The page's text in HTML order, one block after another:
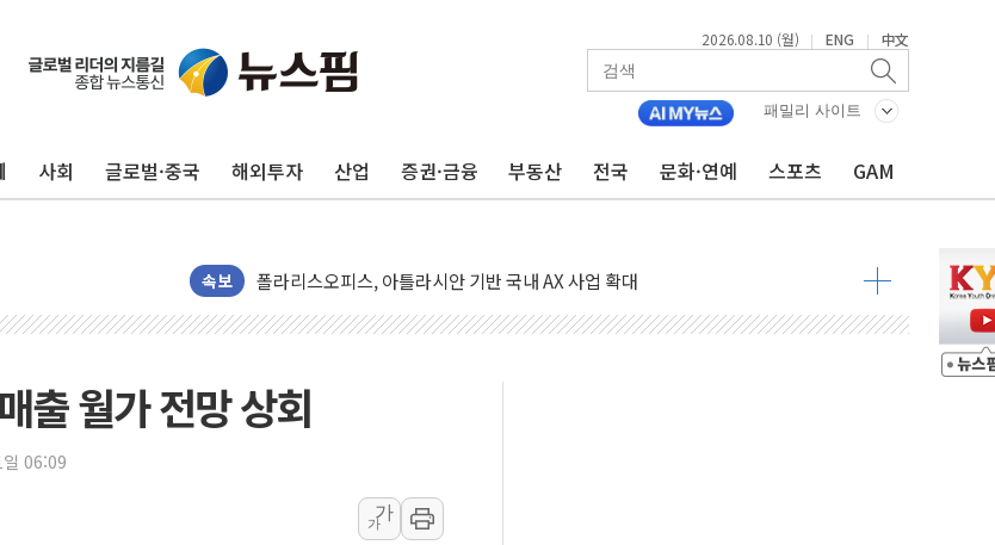
2026.08.10 (월) | ENG | 中文
패밀리 사이트
사회 글로벌·중국 해외투자 산업 증권·금융 부동산 전국 문화·연예 스포츠 GAM
속보
씨티케이, 올 2분기 영업익 4억7000만원…흑자전환 성공
킵스파마, 경구 약물전달 플랫폼 '오랄로이드' PCT 국제특허 출원 완료
유니슨, 제주 어름비풍력발전소와 20년 O&M 계약
이렘, 신재생에너지 기업 '원픽이앤씨' 인수
은행권, 집단대출 열어도 주담대는 '잠금'…자체 제한 장기화
비츠로시스 "비츠로일렉, 인니 위성통신사에 연 30억원 공급 계약"
우리기술, 한수원과 원전 VMI 협약…제어계측 부품 장기 공급
삼척시의회, 1회 추경·조례안 12건 의결…강원랜드 인재개발원 부지 재검토 촉구
'협치는 어디로'...대전 대덕구의회, 의장단 구성 '또' 무산
에이치시티, 허봉재·권용택 공동대표 체제 공식 출범
출 월가 전망 상회
06:09
가
가